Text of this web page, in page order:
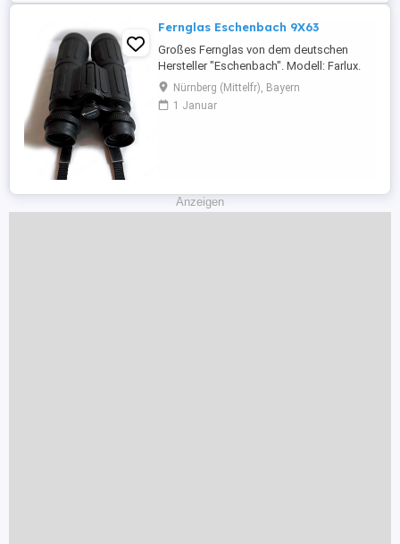
Fernglas Eschenbach 9X63
Großes Fernglas von dem deutschen
Hersteller "Eschenbach". Modell: Farlux.
Das Fernglas befindet sich in einem top
Zustand. Voll funktionsfähig.
Eigenschaften & technische Daten: -
Nürnberg (Mittelfr), Bayern
1 Januar
Anzeigen